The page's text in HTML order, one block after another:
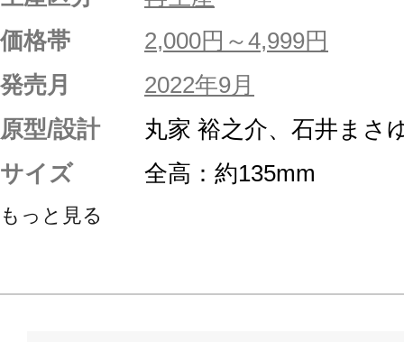
価格帯
2,000円～4,999円
発売月
2022年9月
原型/設計
丸家 裕之介、石井まさ
サイズ
全高：約135mm
もっと見る